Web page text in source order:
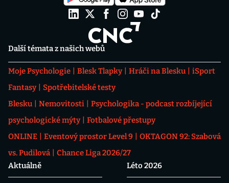
Další témata z našich webů
Moje Psychologie Blesk Tlapky Hráči na Blesku
iSport
Fantasy
Spotřebitelské testy
Blesku
Nemovitosti
Psychologika - podcast rozbíjející
psychologické mýty
Fotbalové přestupy
ONLINE
Eventový prostor Level 9
OKTAGON 92: Szabová
vs. Pudilová
Chance Liga 2026/27
Aktuálně
Léto 2026